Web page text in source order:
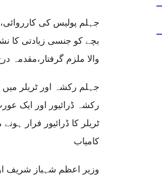
بچے کو جنسی زیادتی کا
والا ملزم گرفتار،مقدمہ
جہلم رکشہ اور ٹریلر میں
رکشہ ڈرائیور اور ایک
ٹریلر کا ڈرائیور فرار ہونے
کامیاب
وزیر اعظم شہباز شریف